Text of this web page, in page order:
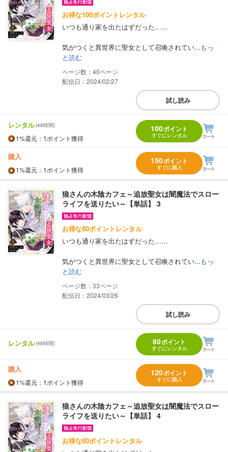
お得な100ポイントレンタル
いつも通り家を出たはずだった……
気がつくと異世界に聖女として召喚されてい...もっ
と読む
40
配信日：2024/02/27
試し読み
レンタル(48時間)
1%還元 ：1ポイント獲得
100ポイント
すぐにレンタル
購入
1%還元 ：1ポイント獲得
150ポイント
すぐに購入
狼さんの木陰カフェ～追放聖女は闇魔法でスロー
ライフを送りたい～【単話】 3
お得な80ポイントレンタル
いつも通り家を出たはずだった……
気がつくと異世界に聖女として召喚されてい...もっ
と読む
33
配信日：2024/03/26
試し読み
レンタル(48時間) 80ポイント
すぐにレンタル
購入
1%還元 ：1ポイント獲得
120ポイント
すぐに購入
狼さんの木陰カフェ～追放聖女は闇魔法でスロー
ライフを送りたい～【単話】 4
お得な80ポイントレンタル